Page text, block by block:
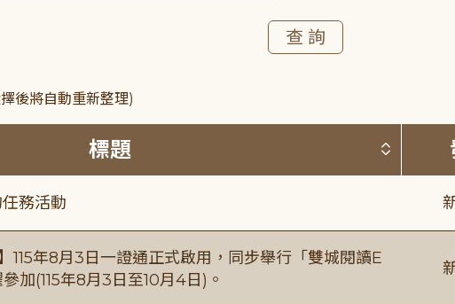
後將自動重新整理)
標題 按標題
務活動
115年8月3日一證通正式啟用，同步舉行「雙城閱讀E
加(115年8月3日至10月4日)。